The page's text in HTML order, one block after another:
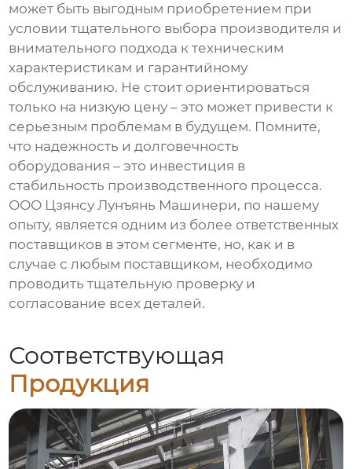
может быть выгодным приобретением при
условии тщательного выбора производителя и
внимательного подхода к техническим
характеристикам и гарантийному
обслуживанию. Не стоит ориентироваться
только на низкую цену – это может привести к
серьезным проблемам в будущем. Помните,
что надежность и долговечность
оборудования – это инвестиция в
стабильность производственного процесса.
ООО Цзянсу Лунъянь Машинери, по нашему
опыту, является одним из более ответственных
поставщиков в этом сегменте, но, как и в
случае с любым поставщиком, необходимо
проводить тщательную проверку и
согласование всех деталей.
Соответствующая
Продукция